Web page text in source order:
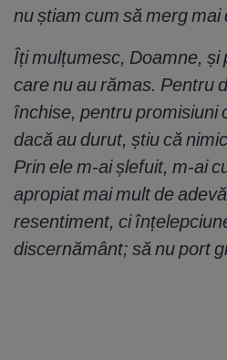
nu știam cum să merg mai
Îți mulțumesc, Doamne, și
care nu au rămas. Pentru
închise, pentru promisiuni
dacă au durut, știu că
Prin ele m-ai șlefuit, m-ai
apropiat mai mult de
resentiment, ci
discernământ; să nu port